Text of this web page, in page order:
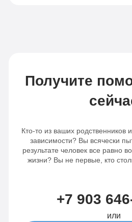
Получите
Кто-то из ваших родственников
зависимости? Вы всячески
результате человек все равно
жизни? Вы не первые, кто
+7 903
или